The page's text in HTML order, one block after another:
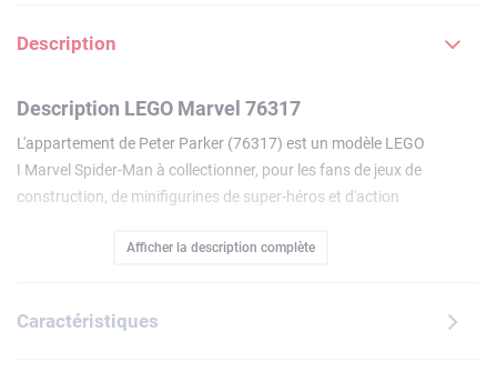
Description
Description LEGO Marvel 76317
L'appartement de Peter Parker (76317) est un modèle LEGO
ǀ Marvel Spider-Man à collectionner, pour les fans de jeux de
construction, de minifigurines de super-héros et d'action
l'appartement et en-dehors, c'est un superbe cadeau pour
bombes citrouilles, Spider-Man et Anti-Venom qui lancent
Afficher la description complète
Caractéristiques